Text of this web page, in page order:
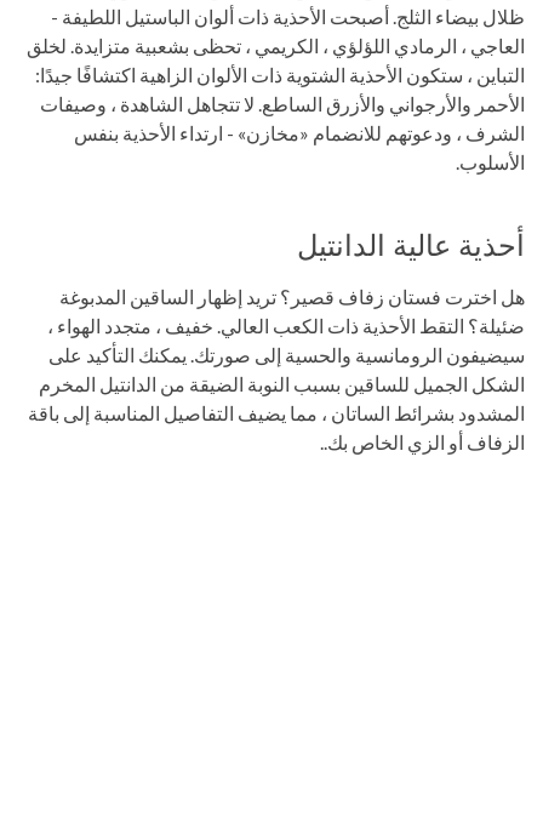
ظلال بيضاء الثلج. أصبحت الأحذية ذات ألوان الباستيل اللطيفة -
العاجي ، الرمادي اللؤلؤي ، الكريمي ، تحظى بشعبية متزايدة. لخلق
التباين ، ستكون الأحذية الشتوية ذات الألوان الزاهية اكتشافًا جيدًا:
الأحمر والأرجواني والأزرق الساطع. لا تتجاهل الشاهدة ، وصيفات
الشرف ، ودعوتهم للانضمام «مخازن» - ارتداء الأحذية بنفس
الأسلوب.
أحذية عالية الدانتيل
هل اخترت فستان زفاف قصير؟ تريد إظهار الساقين المدبوغة
ضئيلة؟ التقط الأحذية ذات الكعب العالي. خفيف ، متجدد الهواء ،
سيضيفون الرومانسية والحسية إلى صورتك. يمكنك التأكيد على
الشكل الجميل للساقين بسبب النوبة الضيقة من الدانتيل المخرم
المشدود بشرائط الساتان ، مما يضيف التفاصيل المناسبة إلى باقة
الزفاف أو الزي الخاص بك..